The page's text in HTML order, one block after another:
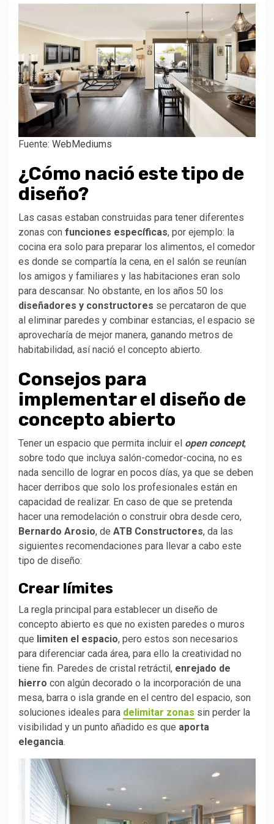
Fuente: WebMediums
¿Cómo nació este tipo de
diseño?
Las casas estaban construidas para tener diferentes
zonas con funciones específicas, por ejemplo: la
cocina era solo para preparar los alimentos, el comedor
es donde se compartía la cena, en el salón se reunían
los amigos y familiares y las habitaciones eran solo
para descansar. No obstante, en los años 50 los
diseñadores y constructores se percataron de que
al eliminar paredes y combinar estancias, el espacio se
aprovecharía de mejor manera, ganando metros de
habitabilidad, así nació el concepto abierto.
Consejos para
implementar el diseño de
concepto abierto
Tener un espacio que permita incluir el open concept,
sobre todo que incluya salón-comedor-cocina, no es
nada sencillo de lograr en pocos días, ya que se deben
hacer derribos que solo los profesionales están en
capacidad de realizar. En caso de que se pretenda
hacer una remodelación o construir obra desde cero,
Bernardo Arosio, de ATB Constructores, da las
siguientes recomendaciones para llevar a cabo este
tipo de diseño:
Crear límites
La regla principal para establecer un diseño de
concepto abierto es que no existen paredes o muros
que limiten el espacio, pero estos son necesarios
para diferenciar cada área, para ello la creatividad no
tiene fin. Paredes de cristal retráctil, enrejado de
hierro con algún decorado o la incorporación de una
mesa, barra o isla grande en el centro del espacio, son
soluciones ideales para delimitar zonas sin perder la
visibilidad y un punto añadido es que aporta
elegancia.